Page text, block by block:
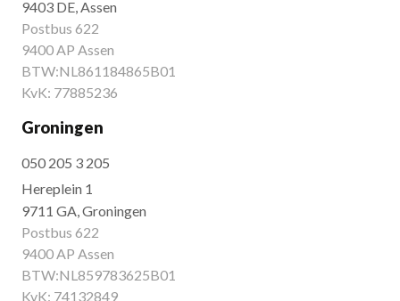
9403 DE, Assen
Postbus 622
9400 AP Assen
BTW:NL861184865B01
KvK: 77885236
Groningen
050 205 3 205
Hereplein 1
9711 GA, Groningen
Postbus 622
9400 AP Assen
BTW:NL859783625B01
KvK: 74132849